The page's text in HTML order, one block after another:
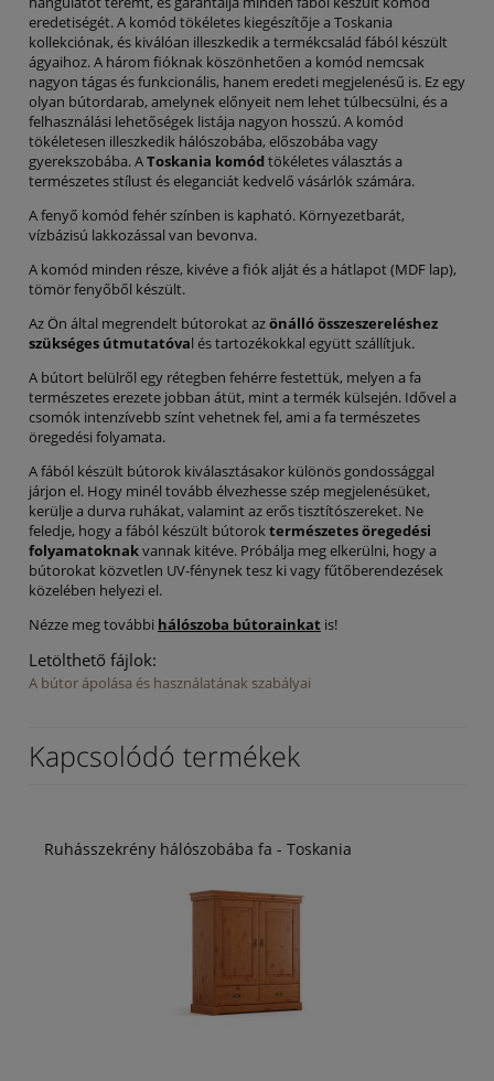
eredetiségét. A komód tökéletes kiegészítője a Toskania
kollekciónak, és kiválóan illeszkedik a termékcsalád fából készült
ágyaihoz. A három fióknak köszönhetően a komód nemcsak
nagyon tágas és funkcionális, hanem eredeti megjelenésű is. Ez egy
olyan bútordarab, amelynek előnyeit nem lehet túlbecsülni, és a
felhasználási lehetőségek listája nagyon hosszú. A komód
tökéletesen illeszkedik hálószobába, előszobába vagy
gyerekszobába. AToskania komódtökéletes választás a
természetes stílust és eleganciát kedvelő vásárlók számára.
A fenyő komód fehér színben is kapható. Környezetbarát,
vízbázisú lakkozással van bevonva.
A komód minden része, kivéve a fiók alját és a hátlapot (MDF lap),
tömör fenyőből készült.
Az Ön által megrendelt bútorokat azönálló összeszereléshez
szükséges útmutatóval és tartozékokkal együtt szállítjuk.
A bútort belülről egy rétegben fehérre festettük, melyen a fa
természetes erezete jobban átüt, mint a termék külsején. Idővel a
csomók intenzívebb színt vehetnek fel, ami a fa természetes
öregedési folyamata.
A fából készült bútorok kiválasztásakor különös gondossággal
járjon el. Hogy minél tovább élvezhesse szép megjelenésüket,
kerülje a durva ruhákat, valamint az erős tisztítószereket. Ne
feledje, hogy a fából készült bútoroktermészetes öregedési
folyamatoknakvannak kitéve. Próbálja meg elkerülni, hogy a
bútorokat közvetlen UV-fénynek tesz ki vagy fűtőberendezések
közelében helyezi el.
Nézze meg további hálószoba bútorainkat is!
Letölthető fájlok:
A bútor ápolása és használatának szabályai
Kapcsolódó termékek
Ruhásszekrény hálószobába fa - Toskania